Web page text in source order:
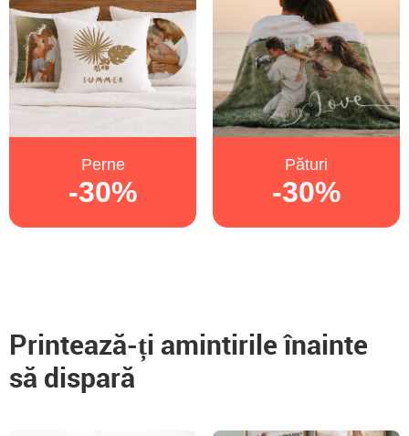
Perne
-30%
Pături
-30%
Printează-ți amintirile înainte
să dispară